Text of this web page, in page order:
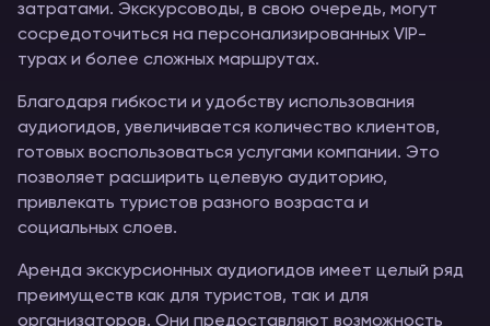
затратами. Экскурсоводы, в свою очередь, могут
сосредоточиться на персонализированных VIP-
турах и более сложных маршрутах.
Благодаря гибкости и удобству использования
аудиогидов, увеличивается количество клиентов,
готовых воспользоваться услугами компании. Это
позволяет расширить целевую аудиторию,
привлекать туристов разного возраста и
социальных слоев.
Аренда экскурсионных аудиогидов имеет целый ряд
преимуществ как для туристов, так и для
организаторов. Они предоставляют возможность